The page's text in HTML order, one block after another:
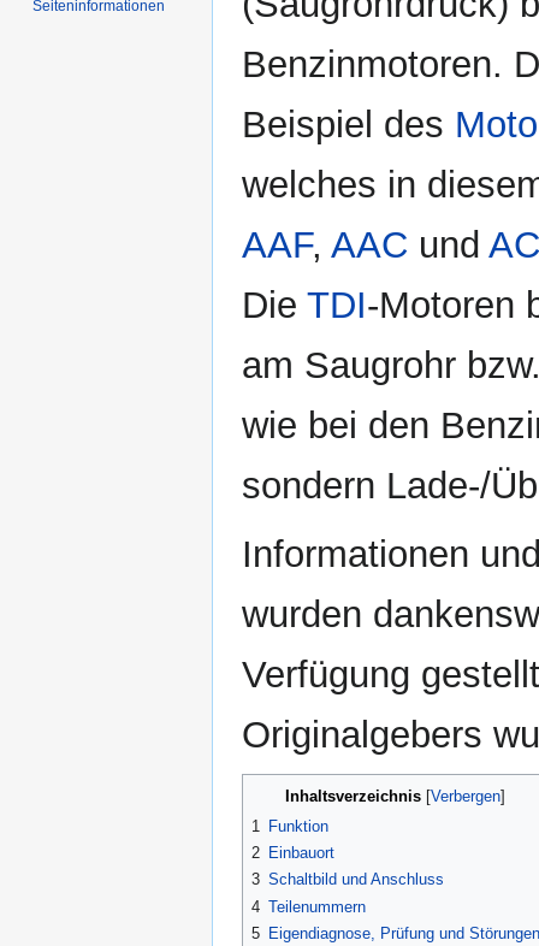
Benzinmotoren.
Beispiel des
welches in
AAF, AAC und
Die TDI-Motoren
am Saugrohr
wie bei den
sondern Lade-/
Informationen
wurden
Verfügung
Originalgebers
Inhaltsverzeichnis
1
Funktion
2 Einbauort
3 Schaltbild und Anschluss
4 Teilenummern
5 Eigendiagnose, Prüfung und Störungen
Seiten­informationen